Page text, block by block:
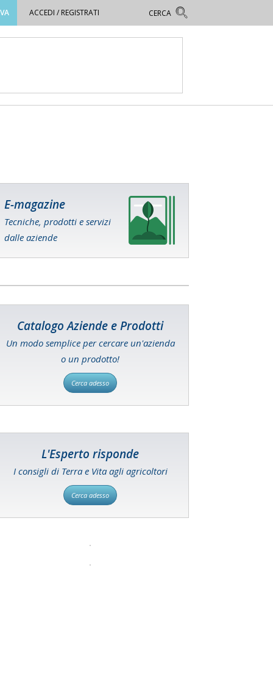
ACCEDI / REGISTRATI
E-magazine
Tecniche, prodotti e servizi
dalle aziende
Catalogo Aziende e Prodotti
Un modo semplice per cercare un'azienda
o un prodotto!
Cerca adesso
L'Esperto risponde
I consigli di Terra e Vita agli agricoltori
Cerca adesso